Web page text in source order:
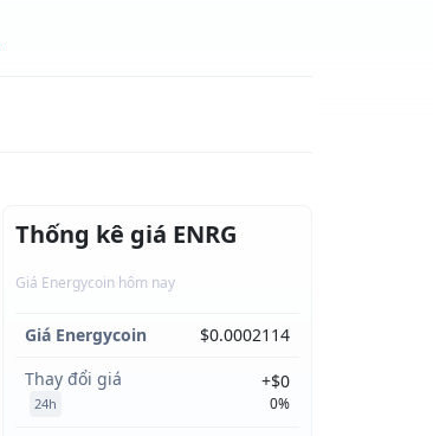
Thống kê giá ENRG
Giá Energycoin hôm nay
Giá Energycoin
$0.0002114
Thay đổi giá
24h
+$0
0%